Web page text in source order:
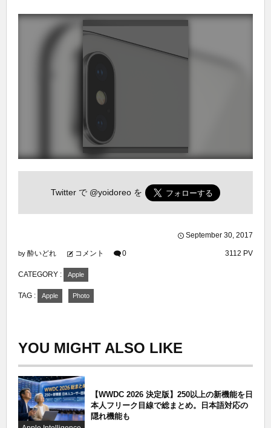
Twitter で @yoidoreo を
September 30, 2017
by 酔いどれ コメント 0 3112 PV
CATEGORY : Apple
TAG : Apple Photo
YOU MIGHT ALSO LIKE
【WWDC 2026 決定版】250以上の新機能を日
本人フリーク目線で総まとめ。日本語対応の
隠れ機能も